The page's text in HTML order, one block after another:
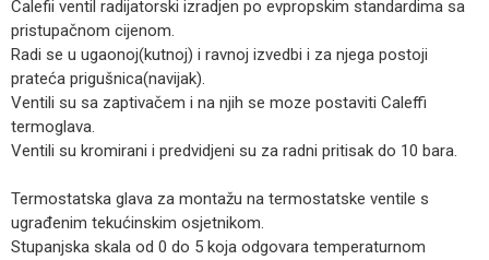
Calefii ventil radijatorski izradjen po evpropskim standardima sa
pristupačnom cijenom.
Radi se u ugaonoj(kutnoj) i ravnoj izvedbi i za njega postoji
prateća prigušnica(navijak).
Ventili su sa zaptivačem i na njih se moze postaviti Caleffi
termoglava.
Ventili su kromirani i predvidjeni su za radni pritisak do 10 bara.
Termostatska glava za montažu na termostatske ventile s
ugrađenim tekućinskim osjetnikom.
Stupanjska skala od 0 do 5 koja odgovara temperaturnom